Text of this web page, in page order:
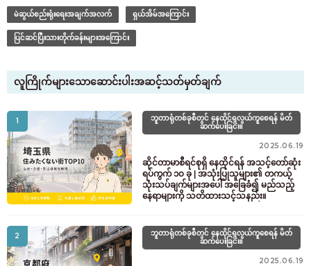
မဲဆွယ်စည်းရုံးရေးအချက်အလက် ရှယ်အိမ်အကြောင်း
ပြင်ဆင်ပြီးသားတိုက်ခန်းများအကြောင်း
လူကြိုက်များသောဆောင်းပါးအဆင့်သတ်မှတ်ချက်
1
ဘူတာရုံတစ်ခုစီတွင် နေထိုင်ရလွယ်ကူစေရန် မိတ်
ဆက်ပေးခြင်း။
2025.06.19
ဆိုင်တာမာစီရင်စုရှိ နေထိုင်ရန် အသင့်တော်ဆုံး
ရပ်ကွက် ၁၀ ခု | အသုံးပြုသူများ၏ တကယ့်
သုံးသပ်ချက်များအပေါ် အခြေခံ၍ မည်သည့်
နေရာများကို သတိထားသင့်သနည်း။
2
ဘူတာရုံတစ်ခုစီတွင် နေထိုင်ရလွယ်ကူစေရန် မိတ်
ဆက်ပေးခြင်း။
2025.06.19